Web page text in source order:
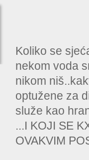
Koliko se
nekom voda
nikom
optužene za
služe kao
...I KOJI SE
OVAKVIM